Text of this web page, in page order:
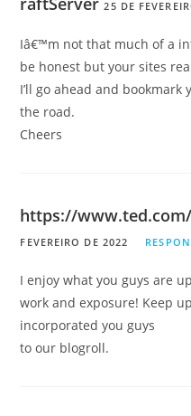
25 DE
Iâ€™m not that much of a
be honest but your sites
I’ll go ahead and
the road.
Cheers
https://
FEVEREIRO DE 2022
I enjoy what you guys are
work and exposure! Keep
incorporated you guys
to our blogroll.